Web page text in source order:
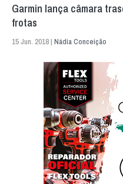
Garmin lança câmara
frotas
15 Jun. 2018 | Nádia Conceição